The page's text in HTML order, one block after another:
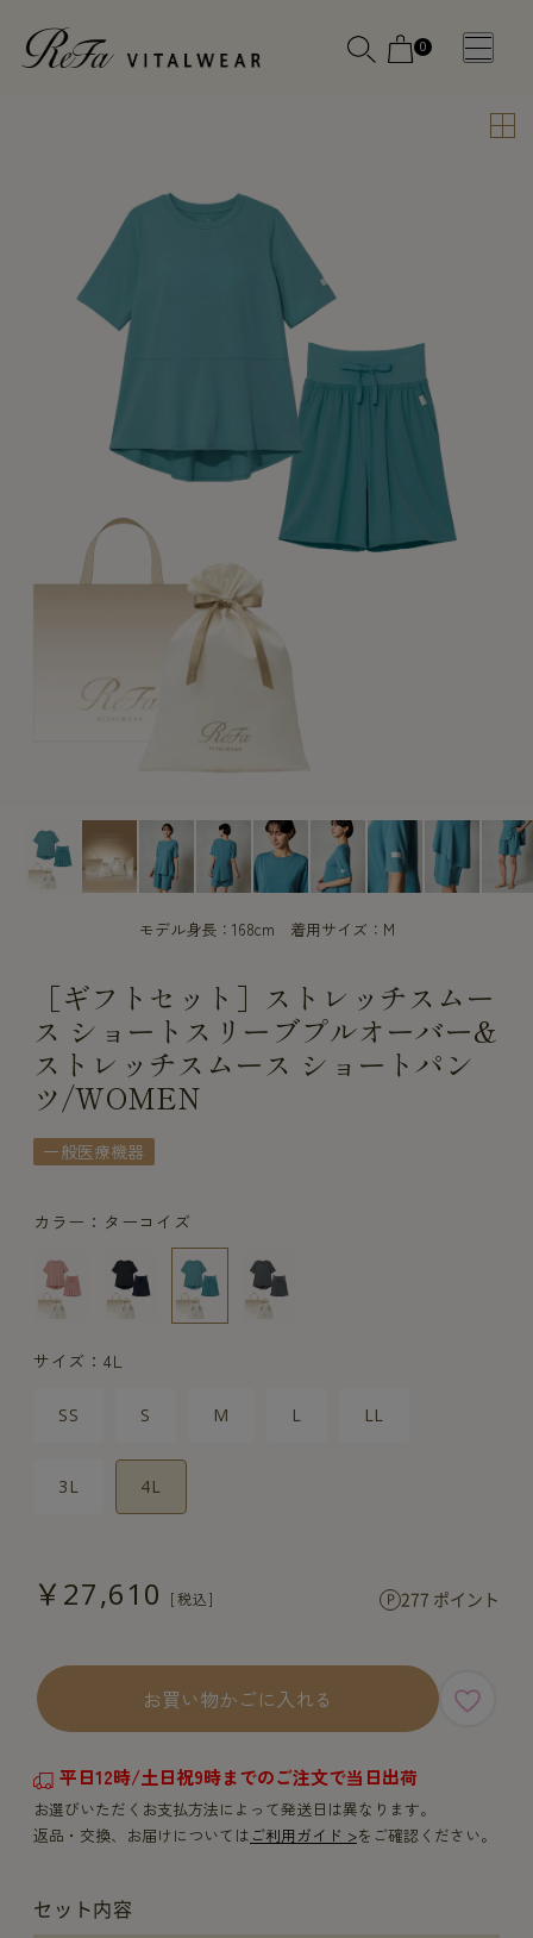
0
WOMEN
新商品
全ての商
SLEEP WEAR
ピロー
新商品
全ての商
SLEEP WEAR
ピロー
モデル身長：168cm 着用サイズ：M
［ギフトセット］ストレッチスムー
ス ショートスリーブプルオーバー&
ストレッチスムース ショートパン
ツ/WOMEN
一般医療機器
カラー：ターコイズ
サイズ：4L
SS S M L LL
3L 4L
￥27,610 277 ポイント
お買い物かごに入れる
平日12時/土日祝9時までのご注文で当日出荷
お選びいただくお支払方法によって発送日は異なります。
返品・交換、お届けについてはご利用ガイド >をご確認ください。
セット内容